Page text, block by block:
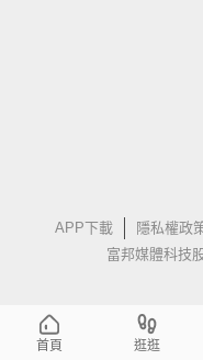
APP下載 隱私權政
富邦媒體科技
首頁 逛逛